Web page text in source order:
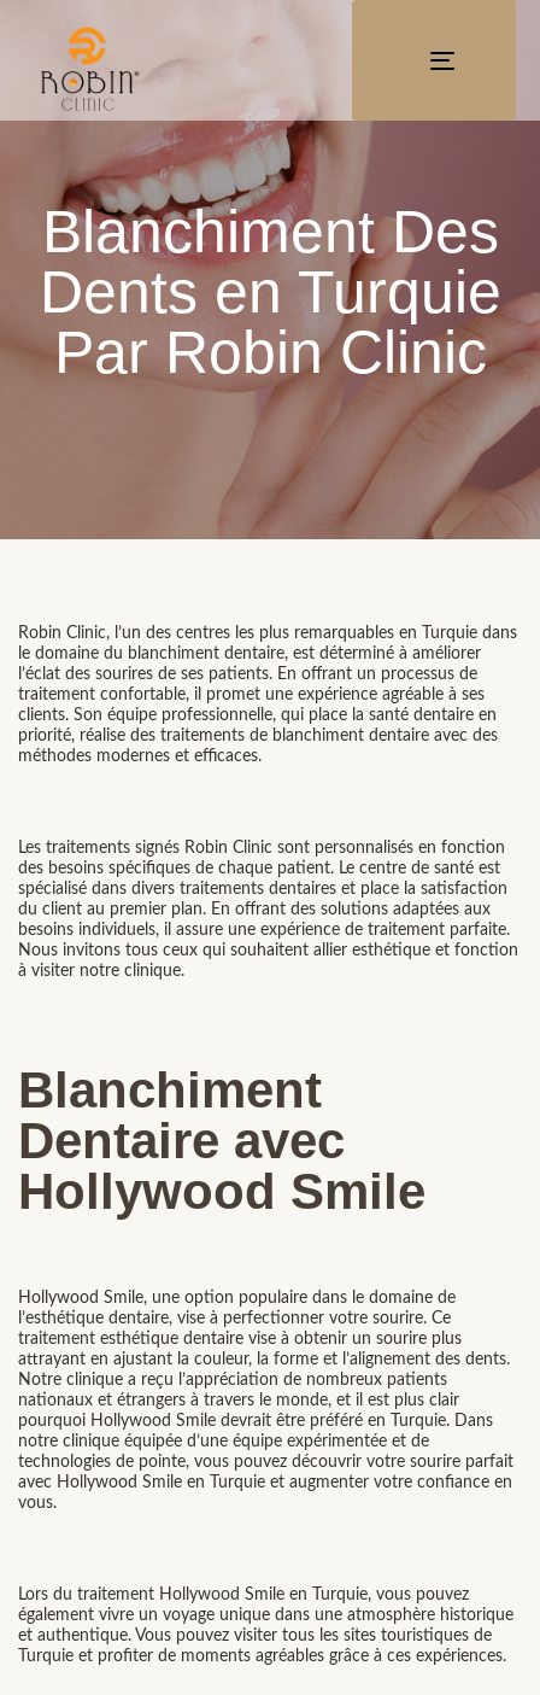
TOGGLE
Blanchiment Des
Dents en Turquie
Par Robin Clinic
Robin Clinic, l’un des centres les plus remarquables en Turquie dans
le domaine du blanchiment dentaire, est déterminé à améliorer
l’éclat des sourires de ses patients. En offrant un processus de
traitement confortable, il promet une expérience agréable à ses
clients. Son équipe professionnelle, qui place la santé dentaire en
priorité, réalise des traitements de blanchiment dentaire avec des
méthodes modernes et efficaces.
Les traitements signés Robin Clinic sont personnalisés en fonction
des besoins spécifiques de chaque patient. Le centre de santé est
spécialisé dans divers traitements dentaires et place la satisfaction
du client au premier plan. En offrant des solutions adaptées aux
besoins individuels, il assure une expérience de traitement parfaite.
Nous invitons tous ceux qui souhaitent allier esthétique et fonction
à visiter notre clinique.
Blanchiment
Dentaire avec
Hollywood Smile
Hollywood Smile, une option populaire dans le domaine de
l’esthétique dentaire, vise à perfectionner votre sourire. Ce
traitement esthétique dentaire vise à obtenir un sourire plus
attrayant en ajustant la couleur, la forme et l’alignement des dents.
Notre clinique a reçu l’appréciation de nombreux patients
nationaux et étrangers à travers le monde, et il est plus clair
pourquoi Hollywood Smile devrait être préféré en Turquie. Dans
notre clinique équipée d’une équipe expérimentée et de
technologies de pointe, vous pouvez découvrir votre sourire parfait
avec Hollywood Smile en Turquie et augmenter votre confiance en
vous.
Lors du traitement Hollywood Smile en Turquie, vous pouvez
également vivre un voyage unique dans une atmosphère historique
et authentique. Vous pouvez visiter tous les sites touristiques de
Turquie et profiter de moments agréables grâce à ces expériences.